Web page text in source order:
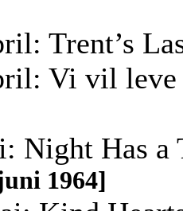
Trent’s
Vi vil
Night Has a
1964]